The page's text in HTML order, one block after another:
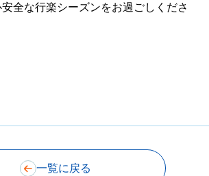
全な行楽シーズンをお過ごしくださ
一覧に戻る